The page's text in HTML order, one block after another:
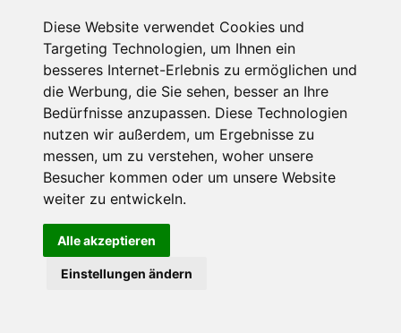
Diese Website verwendet Cookies und
Targeting Technologien, um Ihnen ein
besseres Internet-Erlebnis zu ermöglichen und
die Werbung, die Sie sehen, besser an Ihre
Bedürfnisse anzupassen. Diese Technologien
nutzen wir außerdem, um Ergebnisse zu
messen, um zu verstehen, woher unsere
Besucher kommen oder um unsere Website
weiter zu entwickeln.
Alle akzeptieren
Einstellungen ändern
Hier finden Sie uns auch
Email